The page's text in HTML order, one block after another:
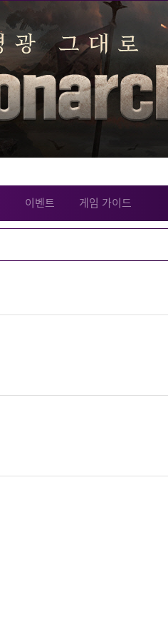
이벤트 게임 가이드